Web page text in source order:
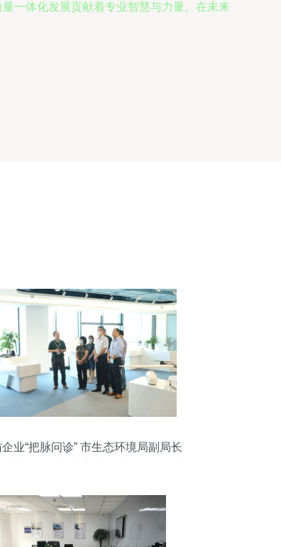
一体化发展贡献着专业智慧与力量。在未来
业“把脉问诊” 市生态环境局副局长